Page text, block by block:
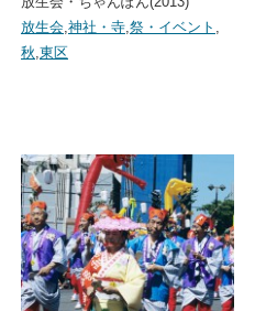
放生会,神社・寺,祭・イベント ,
秋,東区